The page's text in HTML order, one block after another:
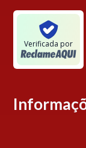
Verificada por